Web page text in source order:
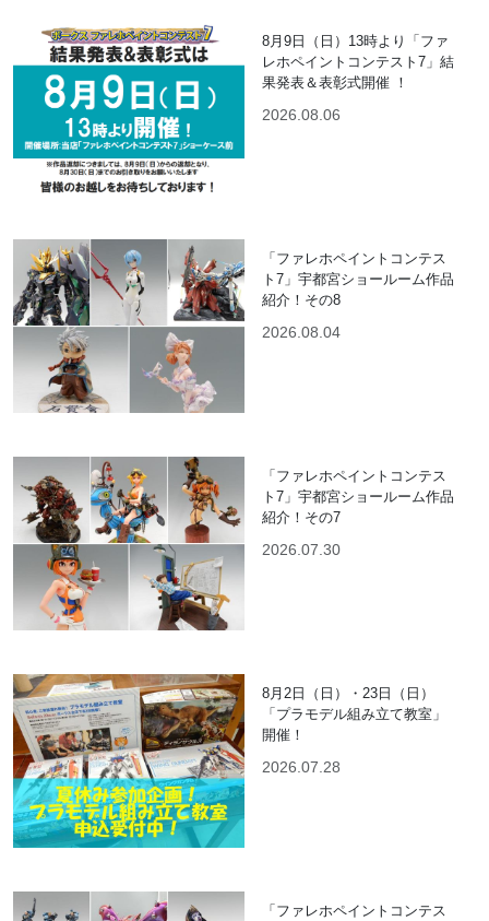
8月9日（日）13時より「ファ
レホペイントコンテスト7」結
果発表＆表彰式開催 ！
2026.08.06
「ファレホペイントコンテス
ト7」宇都宮ショールーム作品
紹介！その8
2026.08.04
「ファレホペイントコンテス
ト7」宇都宮ショールーム作品
紹介！その7
2026.07.30
8月2日（日）・23日（日）
「プラモデル組み立て教室」
開催！
2026.07.28
「ファレホペイントコンテス